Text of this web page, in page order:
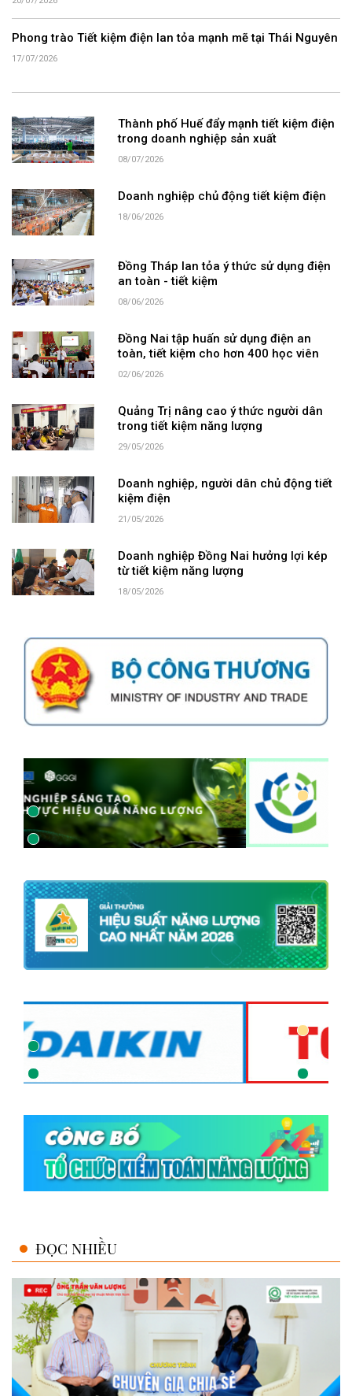
Phong trào Tiết kiệm điện lan tỏa mạnh mẽ tại Thái Nguyên
17/07/2026
Thành phố Huế đẩy mạnh tiết kiệm điện
trong doanh nghiệp sản xuất
08/07/2026
Doanh nghiệp chủ động tiết kiệm điện
18/06/2026
Đồng Tháp lan tỏa ý thức sử dụng điện
an toàn - tiết kiệm
08/06/2026
Đồng Nai tập huấn sử dụng điện an
toàn, tiết kiệm cho hơn 400 học viên
02/06/2026
Quảng Trị nâng cao ý thức người dân
trong tiết kiệm năng lượng
29/05/2026
Doanh nghiệp, người dân chủ động tiết
kiệm điện
21/05/2026
Doanh nghiệp Đồng Nai hưởng lợi kép
từ tiết kiệm năng lượng
18/05/2026
ĐỌC NHIỀU